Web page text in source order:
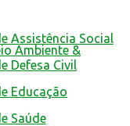
Assistência Social
Defesa Civil
Educação
Saúde
Ambiente &